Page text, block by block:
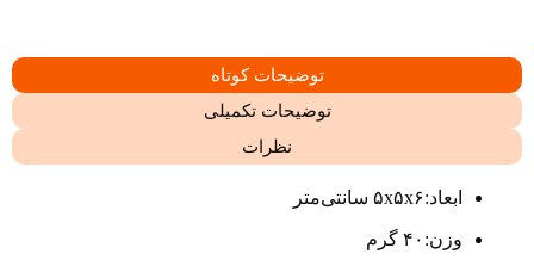
توضیحات کوتاه
توضیحات تکمیلی
نظرات
ابعاد:۵x۵x۶ سانتی‌متر
وزن:۴۰ گرم